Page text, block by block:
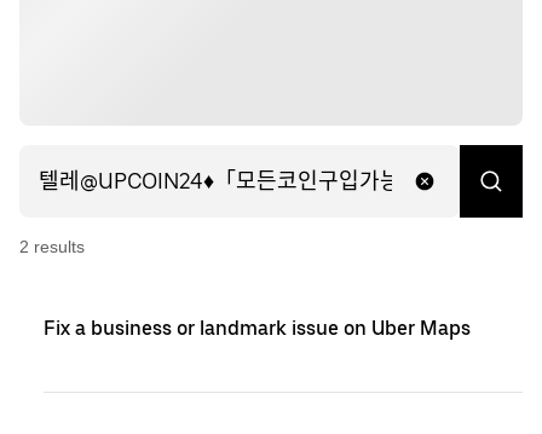
2 results
Fix a business or landmark issue on Uber Maps